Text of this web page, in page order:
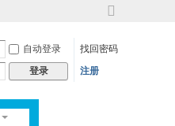
到
自动登录
找回密码
登录 注册